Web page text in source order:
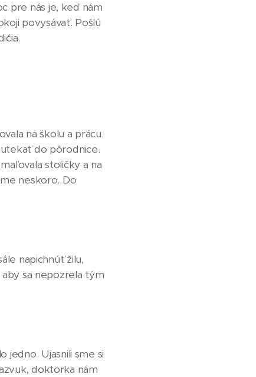
pre nás je, keď nám
povysávať. Pošlú
na školu a prácu.
do pôrodnice.
stoličky a na
neskoro. Do
napichnúť žilu,
sa nepozrela tým
jedno. Ujasnili sme si
doktorka nám